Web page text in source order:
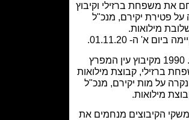
ברזילי וקיבוץ
יקירם, מנכ"ל
01.11.20.
י.מ.א. 1990 מקיבוץ עין המפרץ
קבוצת מילואות
מות יקירם, מנכ"ל
מנחמים את